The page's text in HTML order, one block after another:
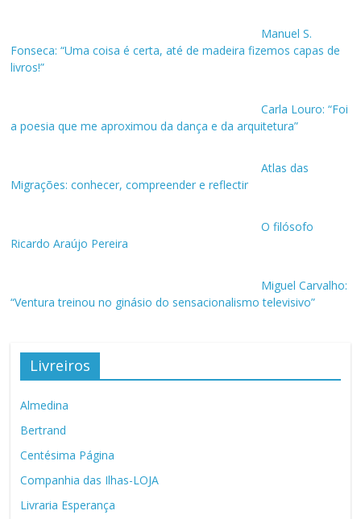
Manuel S.
Fonseca: “Uma coisa é certa, até de madeira fizemos capas de
livros!”
Carla Louro: “Foi
a poesia que me aproximou da dança e da arquitetura”
Atlas das
Migrações: conhecer, compreender e reflectir
O filósofo
Ricardo Araújo Pereira
Miguel Carvalho:
“Ventura treinou no ginásio do sensacionalismo televisivo”
Livreiros
Almedina
Bertrand
Centésima Página
Companhia das Ilhas-LOJA
Livraria Esperança